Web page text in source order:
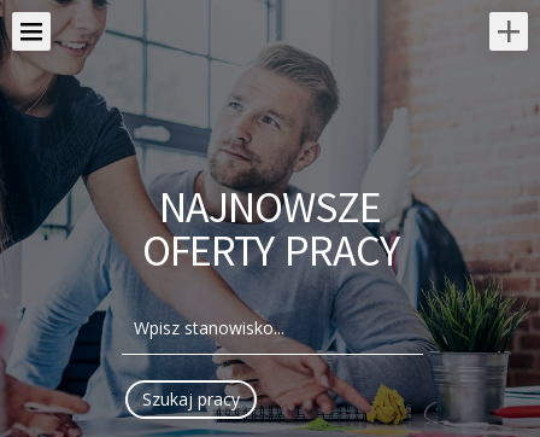
NAJNOWSZE
OFERTY PRACY